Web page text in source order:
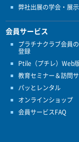
弊社出展の学会・展
会員サービス
プラチナクラブ会員
登録
Ptile（プチレ）Web
教育セミナー＆訪問
パッとレンタル
オンラインショップ
会員サービスFAQ